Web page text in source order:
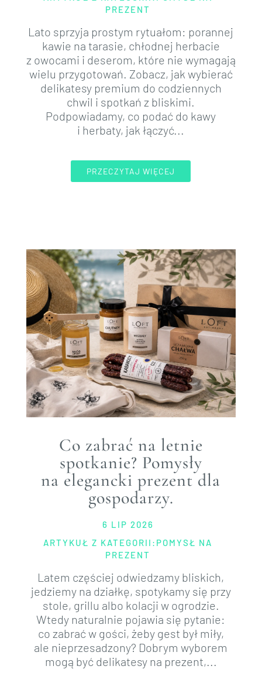
PREZENT
Lato sprzyja prostym rytuałom: porannej
kawie na tarasie, chłodnej herbacie
z owocami i deserom, które nie wymagają
wielu przygotowań. Zobacz, jak wybierać
delikatesy premium do codziennych
chwil i spotkań z bliskimi.
Podpowiadamy, co podać do kawy
i herbaty, jak łączyć...
PRZECZYTAJ WIĘCEJ
Co zabrać na letnie
spotkanie? Pomysły
na elegancki prezent dla
gospodarzy.
6 LIP 2026
ARTYKUŁ Z KATEGORII: POMYSŁ NA
PREZENT
Latem częściej odwiedzamy bliskich,
jedziemy na działkę, spotykamy się przy
stole, grillu albo kolacji w ogrodzie.
Wtedy naturalnie pojawia się pytanie:
co zabrać w gości, żeby gest był miły,
ale nieprzesadzony? Dobrym wyborem
mogą być delikatesy na prezent,...